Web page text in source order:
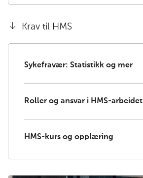
Krav til HMS
Sykefravær: Statistikk og mer
Roller og ansvar i HMS-arbeidet
HMS-kurs og opplæring